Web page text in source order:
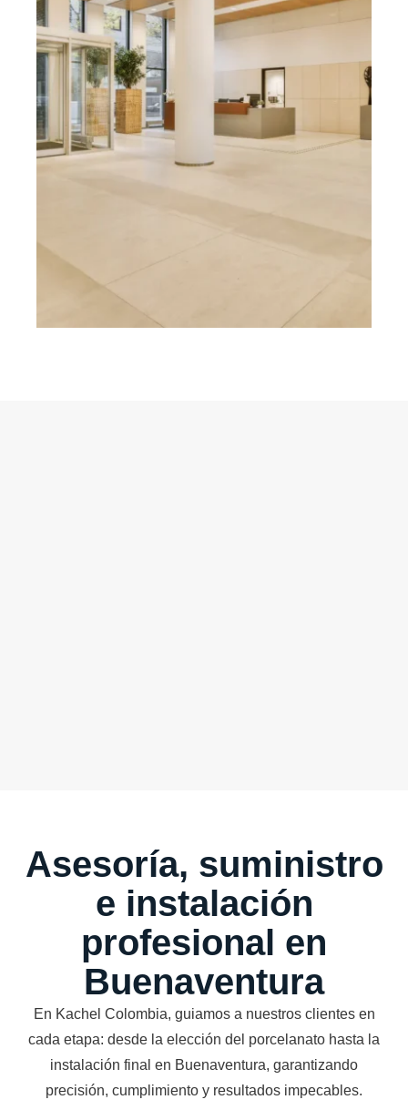
Asesoría, suministro
e instalación
profesional en
Buenaventura
En Kachel Colombia, guiamos a nuestros clientes en
cada etapa: desde la elección del porcelanato hasta la
instalación final en Buenaventura, garantizando
precisión, cumplimiento y resultados impecables.